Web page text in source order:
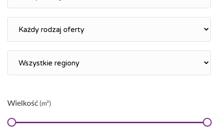
Wielkość (m²)